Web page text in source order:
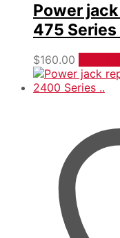
Power
475 Series
$160.00